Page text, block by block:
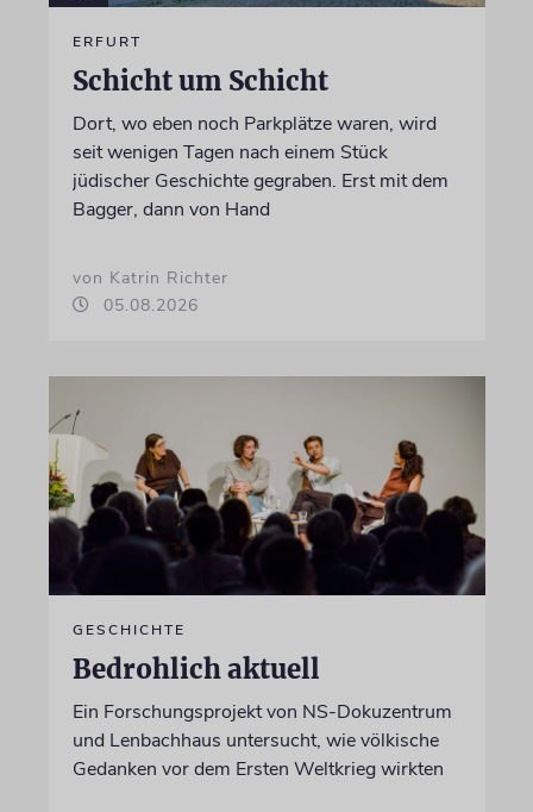
ERFURT
Schicht um Schicht
Dort, wo eben noch Parkplätze waren, wird
seit wenigen Tagen nach einem Stück
jüdischer Geschichte gegraben. Erst mit dem
Bagger, dann von Hand
von Katrin Richter
05.08.2026
GESCHICHTE
Bedrohlich aktuell
Ein Forschungsprojekt von NS-Dokuzentrum
und Lenbachhaus untersucht, wie völkische
Gedanken vor dem Ersten Weltkrieg wirkten